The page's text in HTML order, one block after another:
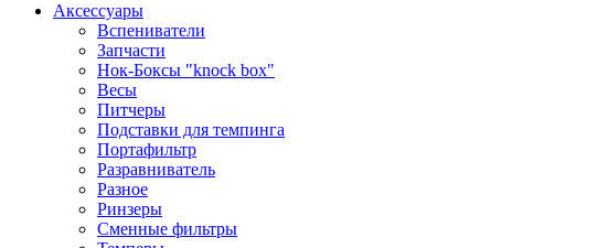
Аксессуары
Вспениватели
Запчасти
Нок-Боксы "knock box"
Весы
Питчеры
Подставки для темпинга
Портафильтр
Разравниватель
Разное
Ринзеры
Сменные фильтры